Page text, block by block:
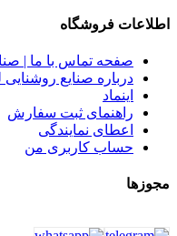
اطلاعات فروشگاه
صفحه تماس با ما |
درباره صنایع
اینماد
راهنمای ثبت سفارش
اعطای نمایندگی
حساب کاربری من
مجوزها